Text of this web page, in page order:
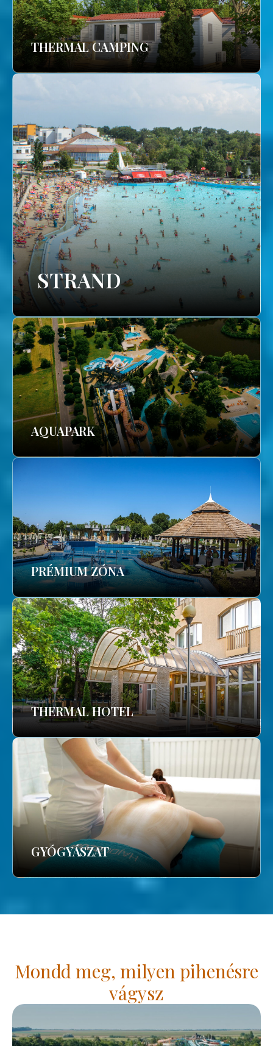
THERMAL CAMPING
STRAND
AQUAPARK
PRÉMIUM ZÓNA
THERMAL HOTEL
GYÓGYÁSZAT
Mondd meg, milyen pihenésre
vágysz